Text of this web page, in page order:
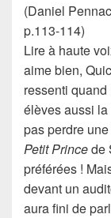
(Daniel
p.113-114)
Lire à haute
aime bien,
ressenti
élèves aussi
pas perdre
Petit Princede
préférées !
devant un
aura fini de